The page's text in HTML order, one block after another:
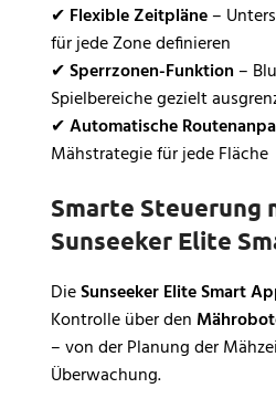
✔ Flexible Zeitpläne–
für jede Zone definieren
✔Sperrzonen-Funktion –
Spielbereiche gezielt
✔Automatische
Mähstrategie für jede Fläche
Smarte Steuerung
Sunseeker Elite
DieSunseeker Elite Smart
Kontrolle über den
– von der Planung der
Überwachung.